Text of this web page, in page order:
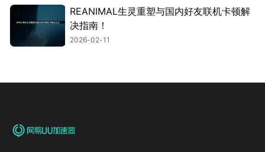
REANIMAL生灵重塑与国内好友联机卡顿解
决指南！
2026-02-11